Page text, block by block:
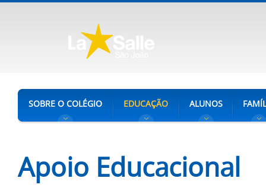
SOBRE O COLÉGIO EDUCAÇÃO ALUNOS
Apoio Educacional